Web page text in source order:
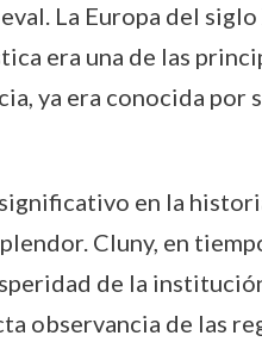
La Europa del
era una de las
ya era conocida por
en la
Cluny, en
de la
observancia de las